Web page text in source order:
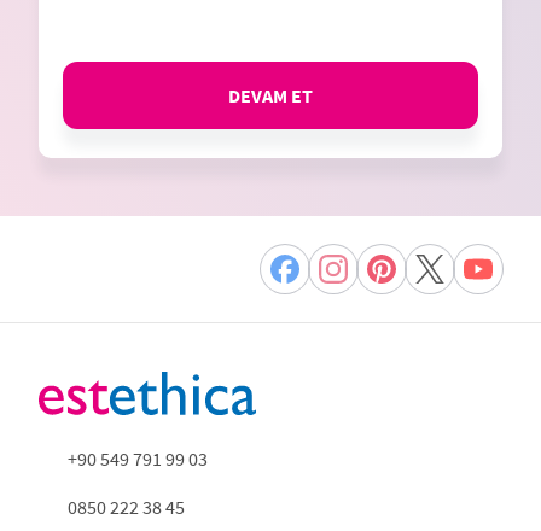
DEVAM ET
+90 549 791 99 03
0850 222 38 45